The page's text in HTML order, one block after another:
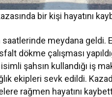
bir kişi hayatını
saatlerinde meydana geldi.
dökme çalışması
şahsın kullandığı iş
ekipleri sevk edildi.
rağmen hayatını